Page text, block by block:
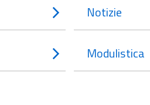
Notizie
Modulistica